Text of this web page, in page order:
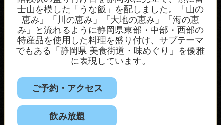
士山を模した「うな飯」を配しました。「山の
恵み」「川の恵み」「大地の恵み」「海の恵
み」と流れるように静岡県東部・中部・西部の
特産品を使用した料理を盛り付け、サブテーマ
でもある「静岡県 美食街道・味めぐり」を優雅
に表現しています。
ご予約・アクセス
飲み放題